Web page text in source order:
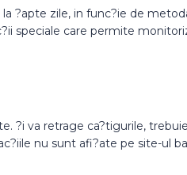
?apte zile, in func?ie de
speciale care permite
?i va retrage ca?tigurile,
nu sunt afi?ate pe site-ul